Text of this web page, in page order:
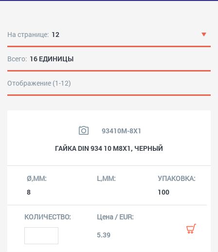
На странице: 12
Всего: 16 ЕДИНИЦЫ
Отображение (1-12)
93410M-8X1
ГАЙКА DIN 934 10 M8X1, ЧЕРНЫЙ
8 100
5.39